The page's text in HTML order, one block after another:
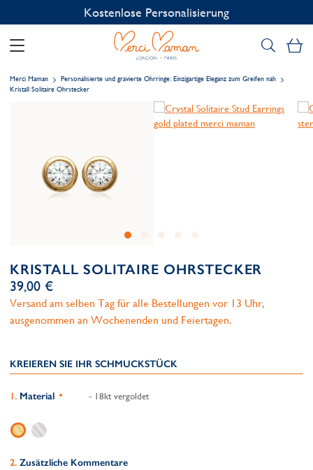
Kostenlose Personalisierung
Merci Maman
Personalisierte und gravierte Ohrringe: Einzigartige Eleganz zum Greifen nah
Kristall Solitaire Ohrstecker
KRISTALL SOLITAIRE OHRSTECKER
39,00 €
Versand am selben Tag für alle Bestellungen vor 13 Uhr,
ausgenommen an Wochenenden und Feiertagen.
KREIEREN SIE IHR SCHMUCKSTÜCK
Material - 18kt vergoldet
Zusätzliche Kommentare